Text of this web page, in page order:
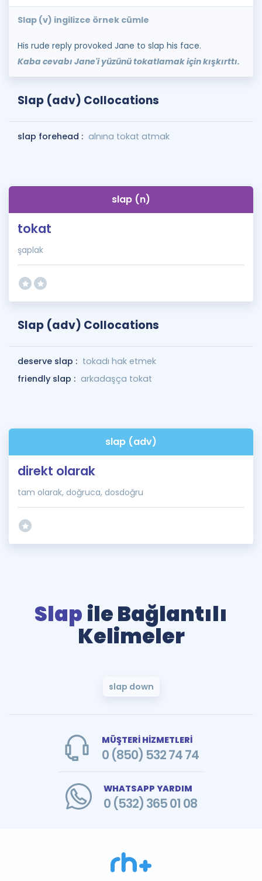
Slap (v) ingilizce örnek cümle
His rude reply provoked Jane to slap his face.
Kaba cevabı Jane'i yüzünü tokatlamak için kışkırttı.
Slap (adv) Collocations
slap forehead : alnına tokat atmak
slap (n)
tokat
şaplak
Slap (adv) Collocations
deserve slap : tokadı hak etmek
friendly slap : arkadaşça tokat
slap (adv)
direkt olarak
tam olarak, doğruca, dosdoğru
Slap ile Bağlantılı
Kelimeler
slap down
MÜŞTERİ HİZMETLERİ
0 (850) 532 74 74
WHATSAPP YARDIM
0 (532) 365 01 08